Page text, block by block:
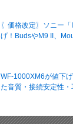
〖価格改定〗ソニー
げ！BudsやM9 II、
WF-1000XM6が値下
た音質・接続安定性